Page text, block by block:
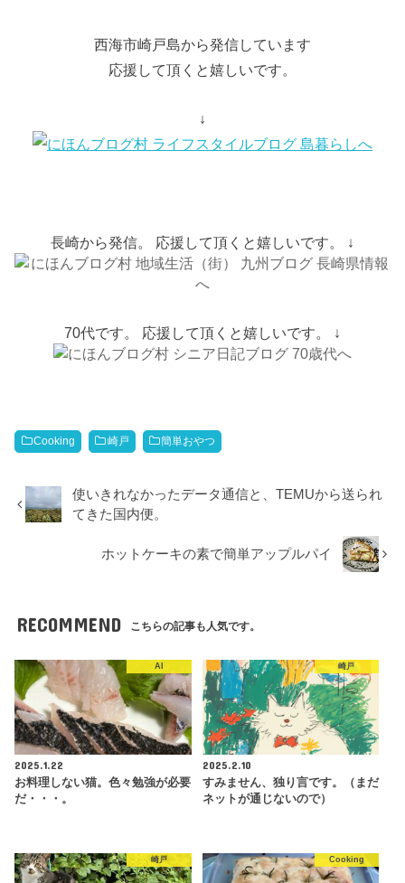
西海市崎戸島から発信しています
応援して頂くと嬉しいです。
↓
長崎から発信。 応援して頂くと嬉しいです。 ↓
70代です。 応援して頂くと嬉しいです。 ↓
Cooking 崎戸 簡単おやつ
使いきれなかったデータ通信と、TEMUから送られ
てきた国内便。
ホットケーキの素で簡単アップルパイ
RECOMMEND こちらの記事も人気です。
AI
2025.1.22
お料理しない猫。色々勉強が必要
だ・・・。
崎戸
2025.2.10
すみません、独り言です。（まだ
ネットが通じないので）
崎戸 Cooking